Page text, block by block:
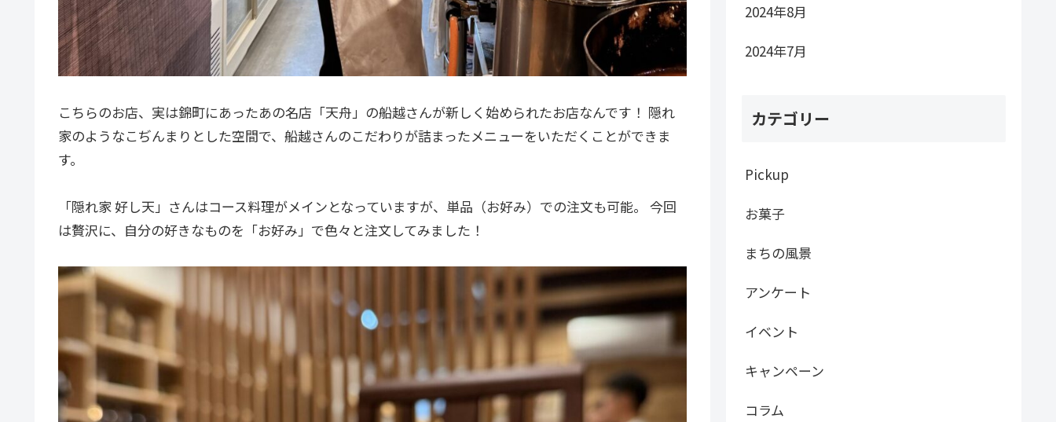
こちらのお店、実は錦町にあったあの名店「天舟」の船越さんが新しく始められたお店なんです！ 隠れ
家のようなこぢんまりとした空間で、船越さんのこだわりが詰まったメニューをいただくことができま
す。
「隠れ家 好し天」さんはコース料理がメインとなっていますが、単品（お好み）での注文も可能。 今回
は贅沢に、自分の好きなものを「お好み」で色々と注文してみました！
2024年8月
2024年7月
カテゴリー
Pickup
お菓子
まちの風景
アンケート
イベント
キャンペーン
コラム